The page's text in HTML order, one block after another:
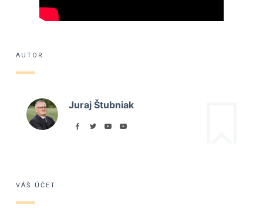
AUTOR
Juraj Štubniak
VÁŠ ÚČET